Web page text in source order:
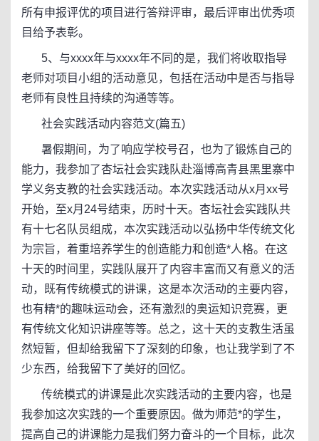
所有申报评优的项目进行答辩评审，最后评审出优秀项
目给予表彰。
5、与xxxx年与xxxx年不同的是，我们将收取指导
老师对项目小组的活动意见，包括在活动中是否与指导
老师有良性且持续的沟通等等。
社会实践活动内容范文(篇五)
暑假期间，为了响应学校号召，也为了锻炼自己的
能力，我参加了杏坛社会实践队赴淄博高青县黑里寨中
学义务支教的社会实践活动。本次实践活动从x月xx号
开始，至x月24号结束，历时十天。杏坛社会实践队共
有十七名队员组成，本次实践活动以弘扬中华传统文化
为宗旨，着重培养学生的创造能力和创造*人格。在这
十天的时间里，实践队展开了内容丰富而又有意义的活
动，既有传统模式的讲课，这是本次活动的主要内容，
也有精*的趣味运动会，还有激烈的奥运知识竞赛，更
有传统文化知识讲座等等。总之，这十天的支教生活虽
然短暂，但却给我留下了深刻的印象，也让我学到了不
少东西，给我留下了美好的回忆。
传统模式的讲课是此次实践活动的主要内容，也是
我参加这次实践的一个重要原因。做为师范*的学生，
提高自己的讲课能力是我们努力奋斗的一个目标，此次